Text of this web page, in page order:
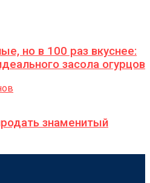
но в 100 раз вкуснее:
засола огурцов
знаменитый